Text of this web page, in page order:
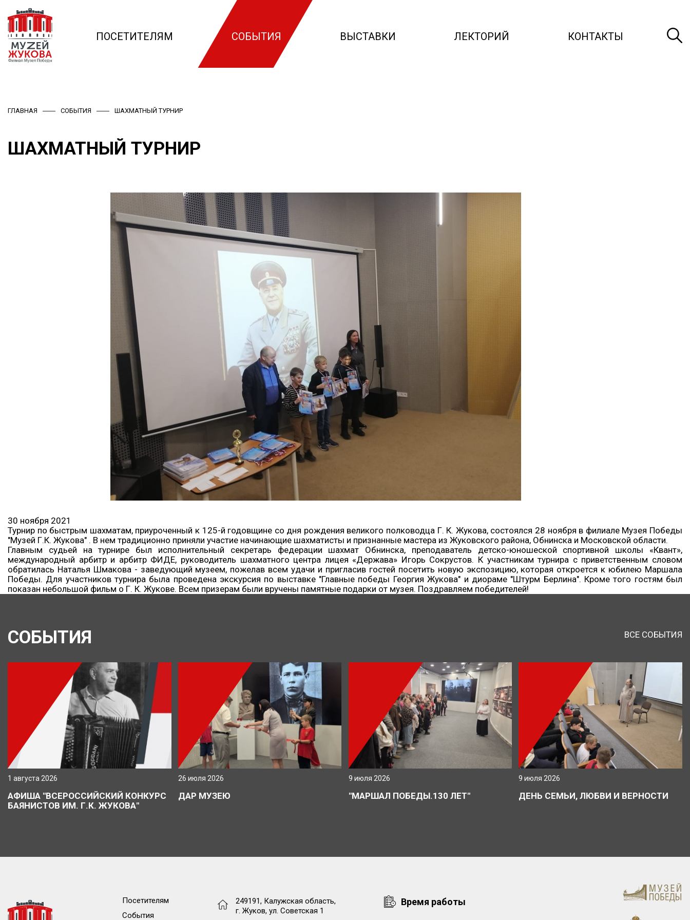
ПОСЕТИТЕЛЯМ СОБЫТИЯ ВЫСТАВКИ ЛЕКТОРИЙ КОНТАКТЫ
ГЛАВНАЯ СОБЫТИЯ ШАХМАТНЫЙ ТУРНИР
ШАХМАТНЫЙ ТУРНИР
30 ноября 2021
Турнир по быстрым шахматам, приуроченный к 125-й годовщине со дня рождения великого полководца Г. К. Жукова, состоялся ‬28 ноября в филиале Музея Победы
"Музей Г.К. Жукова" . ‬В нем традиционно приняли участие начинающие шахматисты и признанные мастера из Жуковского района, Обнинска и Московской области.
Главным судьей на турнире был исполнительный секретарь федерации шахмат Обнинска, преподаватель детско-юношеской спортивной школы «Квант»,
международный арбитр и арбитр ФИДЕ, руководитель шахматного центра лицея «Держава» Игорь Сокрустов. К участникам турнира с приветственным словом
обратилась Наталья Шмакова - заведующий музеем, пожелав всем удачи и пригласив гостей посетить новую экспозицию, которая откроется к юбилею Маршала
Победы. Для участников турнира была проведена экскурсия по выставке "Главные победы Георгия Жукова" и диораме "Штурм Берлина". Кроме того гостям был
показан небольшой фильм о Г. К. Жукове. Всем призерам были вручены памятные подарки от музея. Поздравляем победителей!
СОБЫТИЯ ВСЕ СОБЫТИЯ
1 августа 2026
АФИША "ВСЕРОССИЙСКИЙ КОНКУРС
БАЯНИСТОВ ИМ. Г.К. ЖУКОВА"
26 июля 2026
ДАР МУЗЕЮ
9 июля 2026
"МАРШАЛ ПОБЕДЫ.130 ЛЕТ"
9 июля 2026
ДЕНЬ СЕМЬИ, ЛЮБВИ И ВЕРНОСТИ
Посетителям
События
249191, Калужская область,
г. Жуков, ул. Советская 1
Время работы
Нажимая кнопку, я даю согласие на обработку персональных
данных.
ОТПРАВИТЬ ЗАЯВКУ